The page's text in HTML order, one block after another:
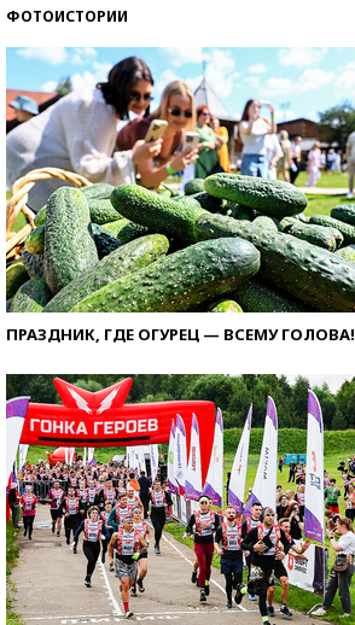
ФОТОИСТОРИИ
ПРАЗДНИК, ГДЕ ОГУРЕЦ — ВСЕМУ ГОЛОВА!